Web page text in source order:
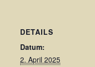
DETAILS
Datum:
2. April 2025